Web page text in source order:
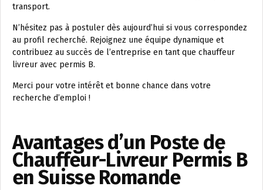
transport.
N’hésitez pas à postuler dès aujourd’hui si vous correspondez
au profil recherché. Rejoignez une équipe dynamique et
contribuez au succès de l’entreprise en tant que chauffeur
livreur avec permis B.
Merci pour votre intérêt et bonne chance dans votre
recherche d’emploi !
Avantages d’un Poste de
Chauffeur-Livreur Permis B
en Suisse Romande